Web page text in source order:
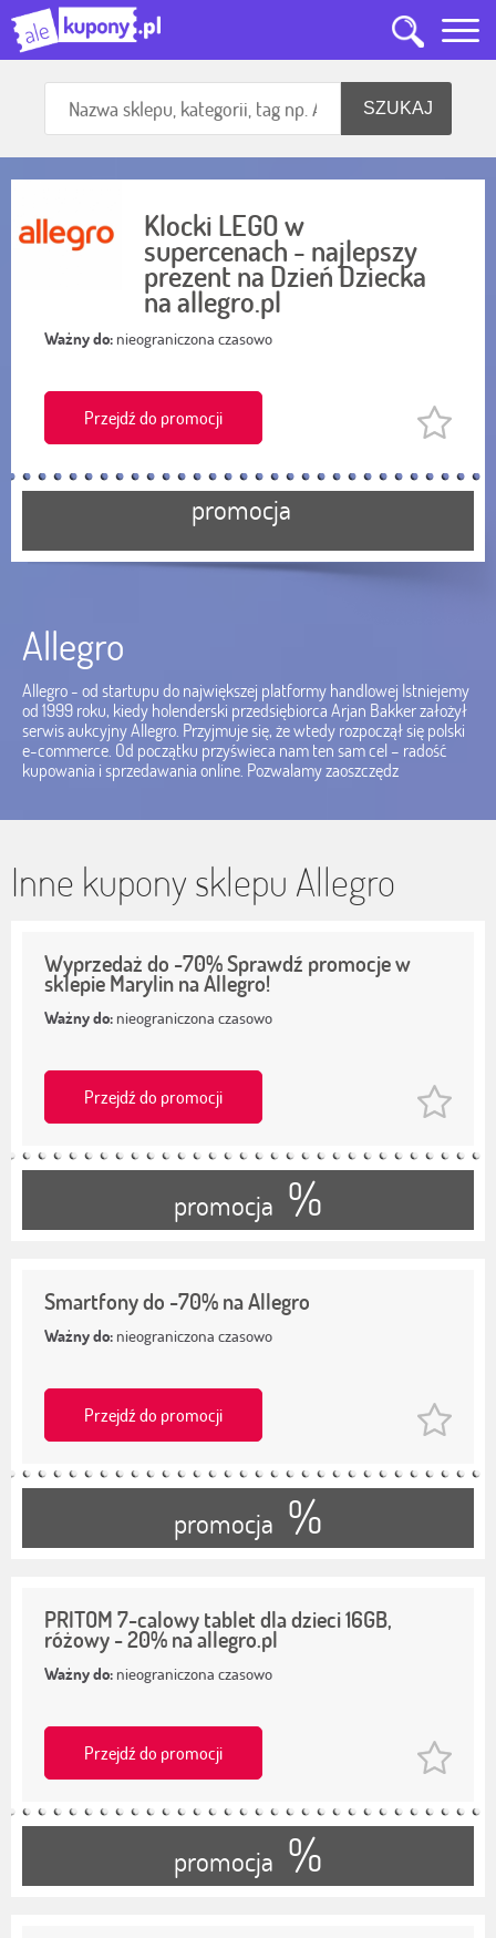
Klocki LEGO w
supercenach - najlepszy
prezent na Dzień Dziecka
na allegro.pl
Ważny do: nieograniczona czasowo
Przejdź do promocji
promocja
Allegro
Allegro - od startupu do największej platformy handlowej Istniejemy
od 1999 roku, kiedy holenderski przedsiębiorca Arjan Bakker założył
serwis aukcyjny Allegro. Przyjmuje się, że wtedy rozpoczął się polski
e-commerce. Od początku przyświeca nam ten sam cel – radość
kupowania i sprzedawania online. Pozwalamy zaoszczędz
Inne kupony sklepu Allegro
Wyprzedaż do -70% Sprawdź promocje w
sklepie Marylin na Allegro!
Ważny do: nieograniczona czasowo
Przejdź do promocji
promocja %
Smartfony do -70% na Allegro
Ważny do: nieograniczona czasowo
Przejdź do promocji
promocja %
PRITOM 7-calowy tablet dla dzieci 16GB,
różowy - 20% na allegro.pl
Ważny do: nieograniczona czasowo
Przejdź do promocji
promocja %